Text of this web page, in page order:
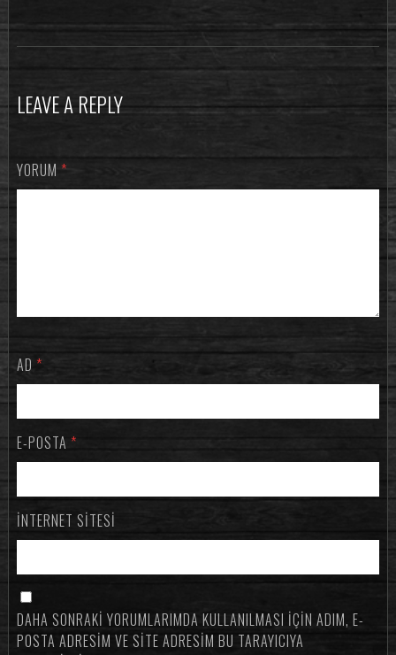
LEAVE A REPLY
YORUM *
AD *
E-POSTA *
İNTERNET SITESI
DAHA SONRAKI YORUMLARIMDA KULLANILMASI IÇIN ADIM, E-
POSTA ADRESIM VE SITE ADRESIM BU TARAYICIYA